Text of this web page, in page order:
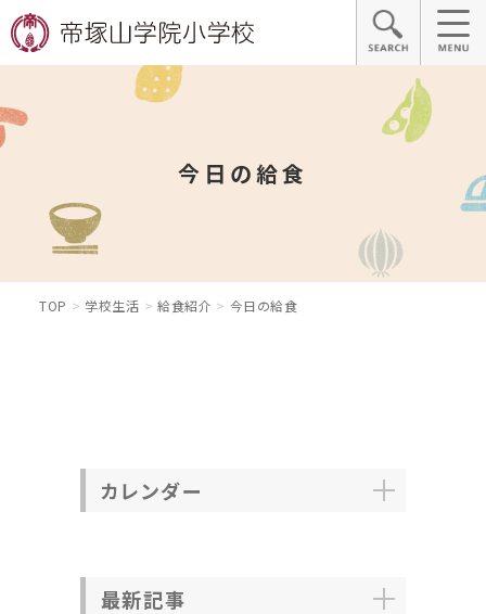
今日の給食
TOP 学校生活 給食紹介 今日の給食
カレンダー
最新記事